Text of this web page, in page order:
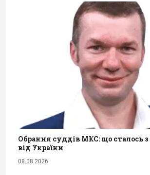
Обрання суддів МКС: що сталось
від України
08.08.2026